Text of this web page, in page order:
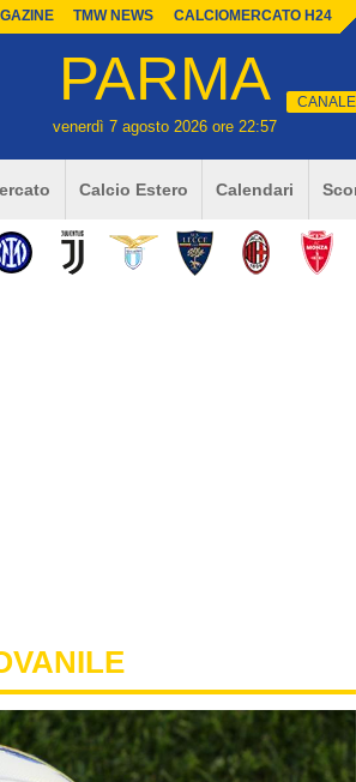
TMW NEWS CALCIOMERCATO H24
PARMA
venerdì 7 agosto 2026 ore 22:57
Calcio Estero Calendari